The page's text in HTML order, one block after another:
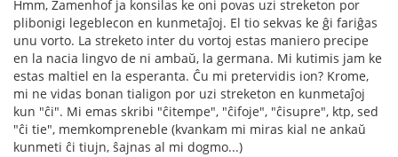
Hmm, Zamenhof ja konsilas ke oni povas uzi streketon por
plibonigi legeblecon en kunmetaĵoj. El tio sekvas ke ĝi fariĝas
unu vorto. La streketo inter du vortoj estas maniero precipe
en la nacia lingvo de ni ambaŭ, la germana. Mi kutimis jam ke
estas maltiel en la esperanta. Ĉu mi pretervidis ion? Krome,
mi ne vidas bonan tialigon por uzi streketon en kunmetaĵoj
kun "ĉi". Mi emas skribi "ĉitempe", "ĉifoje", "ĉisupre", ktp, sed
"ĉi tie", memkompreneble (kvankam mi miras kial ne ankaŭ
kunmeti ĉi tiujn, ŝajnas al mi dogmo...)